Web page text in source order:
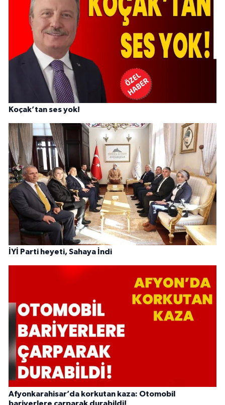
Koçak’tan ses yok!
İYİ Parti heyeti, Sahaya İndi
Afyonkarahisar’da korkutan kaza: Otomobil
bariyerlere çarparak durabildi!